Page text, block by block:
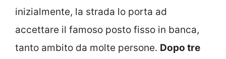
inizialmente, la strada lo porta ad
accettare il famoso posto fisso in banca,
tanto ambito da molte persone. Dopo tre